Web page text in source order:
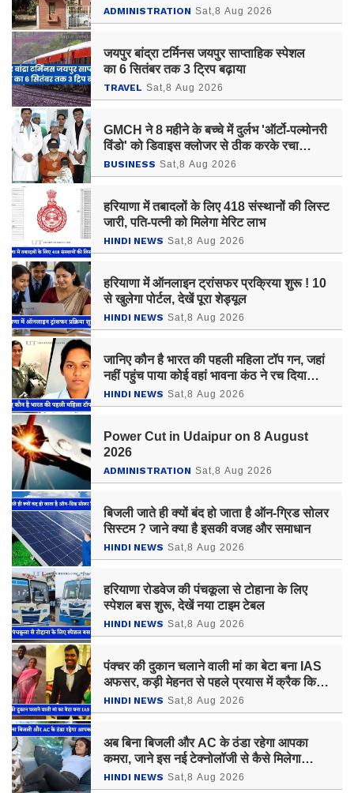
ADMINISTRATION Sat,8 Aug 2026
जयपुर बांद्रा टर्मिनस जयपुर साप्ताहिक स्पेशल
का 6 सितंबर तक 3 ट्रिप बढ़ाया
TRAVEL Sat,8 Aug 2026
GMCH ने 8 महीने के बच्चे में दुर्लभ 'ऑर्टो-पल्मोनरी
विंडो' को डिवाइस क्लोजर से ठीक करके रचा
इतिहास
BUSINESS Sat,8 Aug 2026
हरियाणा में तबादलों के लिए 418 संस्थानों की लिस्ट
जारी, पति-पत्नी को मिलेगा मेरिट लाभ
HINDI NEWS Sat,8 Aug 2026
हरियाणा में ऑनलाइन ट्रांसफर प्रक्रिया शुरू ! 10
से खुलेगा पोर्टल, देखें पूरा शेड्यूल
HINDI NEWS Sat,8 Aug 2026
जानिए कौन है भारत की पहली महिला टॉप गन, जहां
नहीं पहुंच पाया कोई वहां भावना कंठ ने रच दिया
इतिहास ?
HINDI NEWS Sat,8 Aug 2026
Power Cut in Udaipur on 8 August
2026
ADMINISTRATION Sat,8 Aug 2026
बिजली जाते ही क्यों बंद हो जाता है ऑन-ग्रिड सोलर
सिस्टम ? जाने क्या है इसकी वजह और समाधान
HINDI NEWS Sat,8 Aug 2026
हरियाणा रोडवेज की पंचकूला से टोहाना के लिए
स्पेशल बस शुरू, देखें नया टाइम टेबल
HINDI NEWS Sat,8 Aug 2026
पंक्चर की दुकान चलाने वाली मां का बेटा बना IAS
अफसर, कड़ी मेहनत से पहले प्रयास में क्रैक किया
UPSC
HINDI NEWS Sat,8 Aug 2026
अब बिना बिजली और AC के ठंडा रहेगा आपका
कमरा, जाने इस नई टेक्नोलॉजी से कैसे मिलेगा
फायदा ?
HINDI NEWS Sat,8 Aug 2026